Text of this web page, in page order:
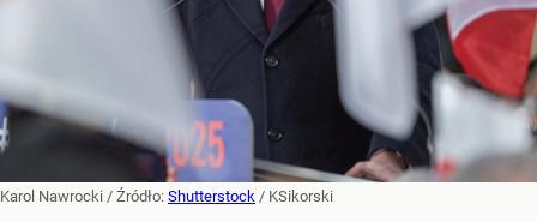
Karol Nawrocki / Źródło: Shutterstock / KSikorski